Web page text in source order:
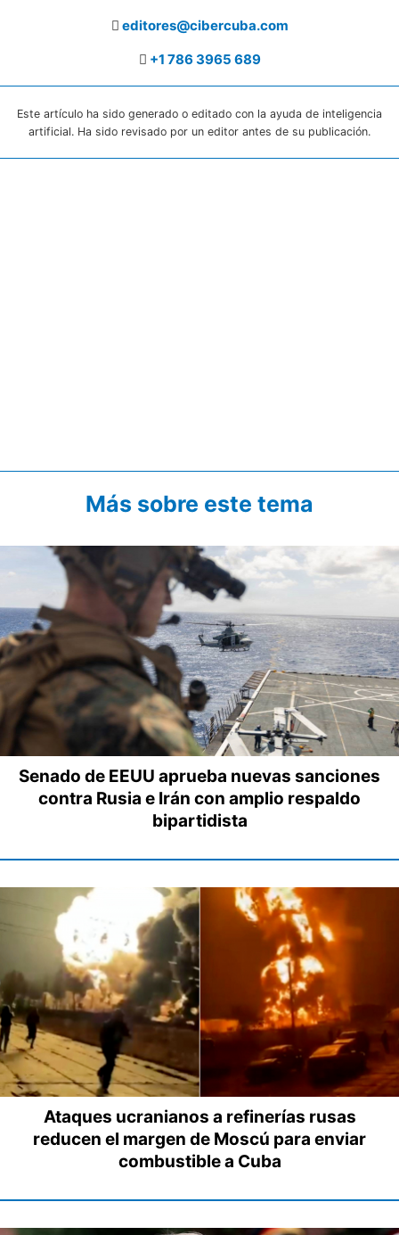
editores@cibercuba.com
+1 786 3965 689
Este artículo ha sido generado o editado con la ayuda de inteligencia
artificial. Ha sido revisado por un editor antes de su publicación.
Más sobre este tema
Senado de EEUU aprueba nuevas sanciones
contra Rusia e Irán con amplio respaldo
bipartidista
Ataques ucranianos a refinerías rusas
reducen el margen de Moscú para enviar
combustible a Cuba